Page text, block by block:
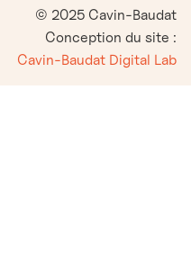
© 2025 Cavin-Baudat
Conception du site :
Cavin-Baudat Digital Lab